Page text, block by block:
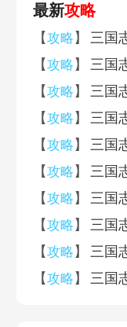
最新攻略
【攻略 】
【攻略 】
三国
【攻略 】
三国
【攻略 】
【攻略 】
三国
【攻略 】
【攻略 】
三国
【攻略 】
【攻略 】
三国
【攻略 】 三国